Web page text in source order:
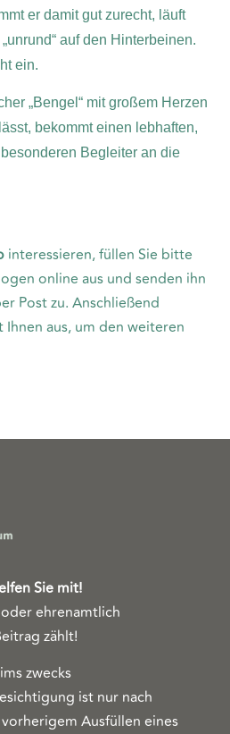
er damit gut zurecht, läuft
auf den Hinterbeinen.
ein.
„Bengel“ mit großem Herzen
bekommt einen lebhaften,
Begleiter an die
interessieren, füllen Sie bitte
online aus und senden ihn
Post zu. Anschließend
aus, um den weiteren
Sie mit!
ehrenamtlich
zählt!
zwecks
ist nur nach
Ausfüllen eines